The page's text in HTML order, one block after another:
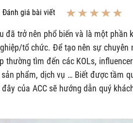
Đánh giá bài viết
đã trở nên phổ biến và là một phần
tổ chức. Để tạo nên sự
thường tìm đến các KOLs,
phẩm, dịch vụ … Biết được tầm
của ACC sẽ hướng dẫn quý